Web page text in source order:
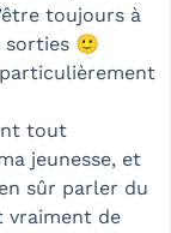
toujours à
sorties 🙂
tout
jeunesse, et
sûr parler du
vraiment de